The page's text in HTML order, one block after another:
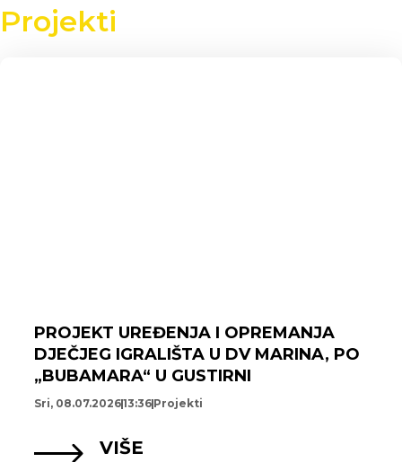
Projekti
PROJEKT UREĐENJA I OPREMANJA
DJEČJEG IGRALIŠTA U DV MARINA, PO
„BUBAMARA“ U GUSTIRNI
Sri, 08.07.202613:36 Projekti
VIŠE